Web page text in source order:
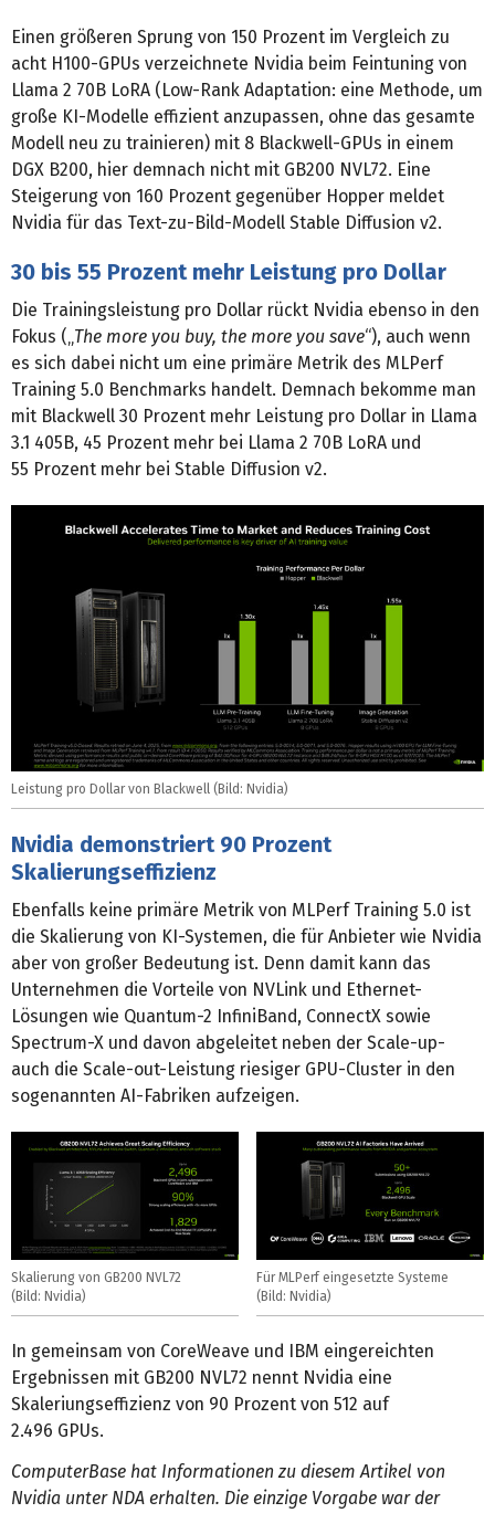
Einen größeren Sprung von 150 Prozent im Vergleich zu
acht H100-GPUs verzeichnete Nvidia beim Feintuning von
Llama 2 70B LoRA (Low-Rank Adaptation: eine Methode, um
große KI-Modelle effizient anzupassen, ohne das gesamte
Modell neu zu trainieren) mit 8 Blackwell-GPUs in einem
DGX B200, hier demnach nicht mit GB200 NVL72. Eine
Steigerung von 160 Prozent gegenüber Hopper meldet
Nvidia für das Text-zu-Bild-Modell Stable Diffusion v2.
30 bis 55 Prozent mehr Leistung pro Dollar
Die Trainingsleistung pro Dollar rückt Nvidia ebenso in den
Fokus („The more you buy, the more you save“), auch wenn
es sich dabei nicht um eine primäre Metrik des MLPerf
Training 5.0 Benchmarks handelt. Demnach bekomme man
mit Blackwell 30 Prozent mehr Leistung pro Dollar in Llama
3.1 405B, 45 Prozent mehr bei Llama 2 70B LoRA und
55 Prozent mehr bei Stable Diffusion v2.
Leistung pro Dollar von Blackwell (Bild: Nvidia)
Nvidia demonstriert 90 Prozent
Skalierungseffizienz
Ebenfalls keine primäre Metrik von MLPerf Training 5.0 ist
die Skalierung von KI-Systemen, die für Anbieter wie Nvidia
aber von großer Bedeutung ist. Denn damit kann das
Unternehmen die Vorteile von NVLink und Ethernet-
Lösungen wie Quantum-2 InfiniBand, ConnectX sowie
Spectrum-X und davon abgeleitet neben der Scale-up-
auch die Scale-out-Leistung riesiger GPU-Cluster in den
sogenannten AI-Fabriken aufzeigen.
Skalierung von GB200 NVL72
(Bild: Nvidia)
Für MLPerf eingesetzte Systeme
(Bild: Nvidia)
In gemeinsam von CoreWeave und IBM eingereichten
Ergebnissen mit GB200 NVL72 nennt Nvidia eine
Skaleriungseffizienz von 90 Prozent von 512 auf
2.496 GPUs.
ComputerBase hat Informationen zu diesem Artikel von
Nvidia unter NDA erhalten. Die einzige Vorgabe war der